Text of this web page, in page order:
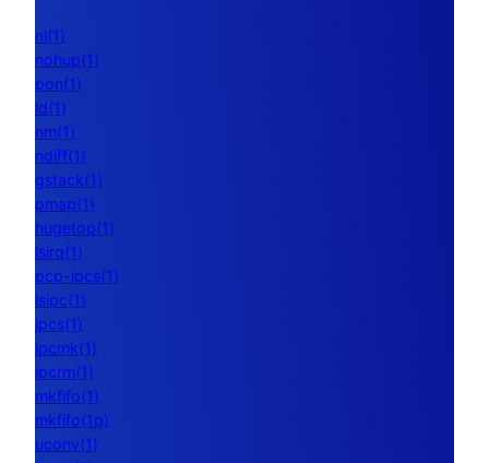
nl(1)
nohup(1)
pon(1)
ld(1)
nm(1)
ndiff(1)
gstack(1)
pmap(1)
hugetop(1)
lsirq(1)
pcp-ipcs(1)
lsipc(1)
ipcs(1)
ipcmk(1)
ipcrm(1)
mkfifo(1)
mkfifo(1p)
uconv(1)